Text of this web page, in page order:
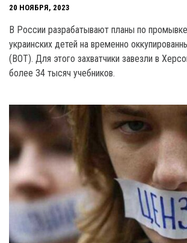
20 НОЯБРЯ, 2023
В России разрабатывают планы по
украинских детей на временно
(ВОТ). Для этого захватчики завезли в
более 34 тысяч учебников.